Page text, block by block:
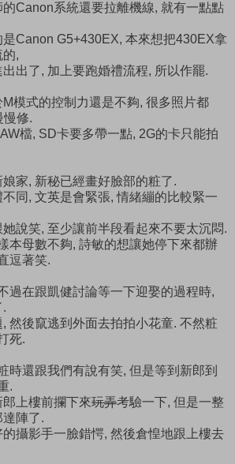
Canon系統還要拉離機線, 就有一點點
Canon G5+430EX, 本來想把430EX拿
,
出了, 加上要跑婚禮流程, 所以作罷.
模式的控制力還是不夠, 很多照片都
慢修.
檔, SD卡要多帶一點, 2G的卡只能拍
家, 新秘已經畫好臉部的粧了.
同, 文英是會緊張, 情緒繃的比較緊一
說笑, 至少讓前半段看起來不要太沉悶.
本母數不夠, 詩敏的想讓她停下來都辦
逗著笑.
過在跟凱健討論等一下迎娶的過程時,
.
然後竄逃到外面去拍拍小花童. 不然粧
死.
時還跟我們有說有笑, 但是等到新郎到
.
上樓前攔下來玩弄考驗一下, 但是一整
陣了.
攝影手一臉錯愕, 然後倉惶地跟上樓去